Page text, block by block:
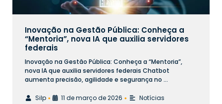
Inovação na Gestão Pública: Conheça a
“Mentoria”, nova IA que auxilia servidores
federais
Inovação na Gestão Pública: Conheça a “Mentoria”,
nova IA que auxilia servidores federais Chatbot
aumenta precisão, agilidade e segurança no …
Silp • 11 de março de 2026 • Notícias